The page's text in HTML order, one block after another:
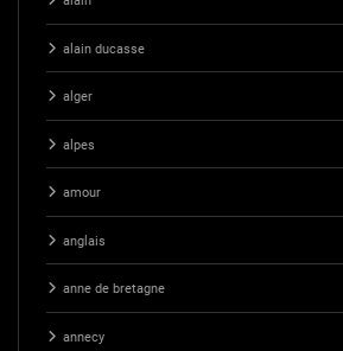
alain ducasse
alger
alpes
amour
anglais
anne de bretagne
annecy